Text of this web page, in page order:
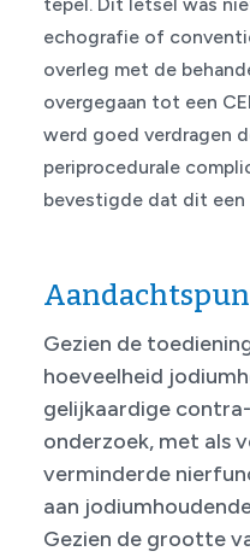
echografie of
overleg met de
overgegaan tot een
werd goed verdragen
periprocedurale
bevestigde dat dit een
Gezien de
hoeveelheid
gelijkaardige
onderzoek, met als
verminderde
aan
Gezien de grootte